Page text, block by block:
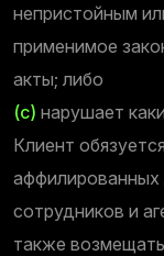
непристойным
применимое
акты; либо
(c) нарушает
Клиент
аффилированных
сотрудников и
также